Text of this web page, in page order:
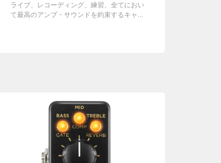
ライブ、レコーディング、練習、全てにおい
て最高のアンプ・サウンドを約束するキャ...